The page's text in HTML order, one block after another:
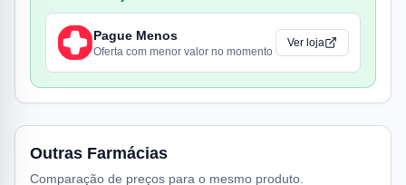
Pague Menos
Oferta com menor valor no momento
Ver loja
Outras Farmácias
Comparação de preços para o mesmo produto.